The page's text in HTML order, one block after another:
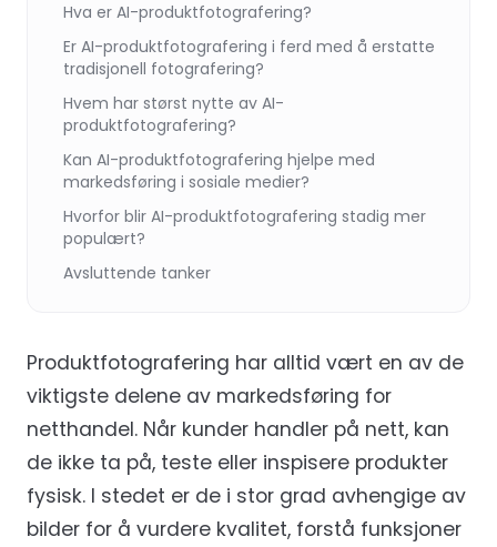
Hva er AI-produktfotografering?
Er AI-produktfotografering i ferd med å erstatte
tradisjonell fotografering?
Hvem har størst nytte av AI-
produktfotografering?
Kan AI-produktfotografering hjelpe med
markedsføring i sosiale medier?
Hvorfor blir AI-produktfotografering stadig mer
populært?
Avsluttende tanker
Produktfotografering har alltid vært en av de
viktigste delene av markedsføring for
netthandel. Når kunder handler på nett, kan
de ikke ta på, teste eller inspisere produkter
fysisk. I stedet er de i stor grad avhengige av
bilder for å vurdere kvalitet, forstå funksjoner